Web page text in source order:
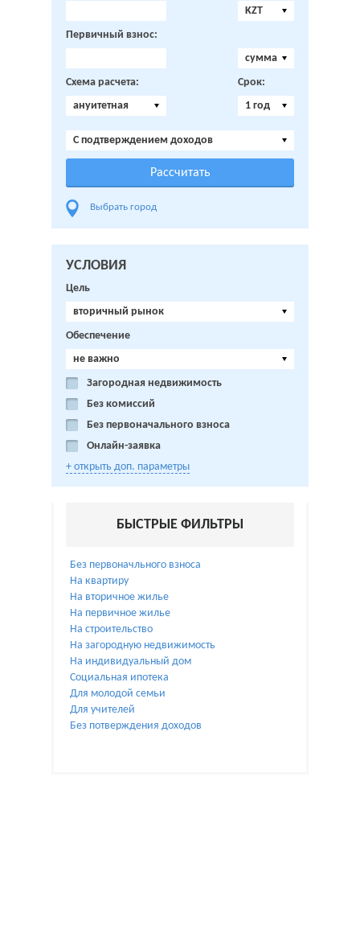
KZT
Первичный взнос:
сумма
Схема расчета:
ануитетная
Срок:
1 год
C подтверждением доходов
Выбрать город
УСЛОВИЯ
Цель
вторичный рынок
Обеспечение
не важно
Загородная недвижимость
Без комиссий
Без первоначального взноса
Онлайн-заявка
+ открыть доп. параметры
БЫСТРЫЕ ФИЛЬТРЫ
Без первоначльного взноса
На квартиру
На вторичное жилье
На первичное жилье
На строительство
На загородную недвижимость
На индивидуальный дом
Социальная ипотека
Для молодой семьи
Для учителей
Без потверждения доходов